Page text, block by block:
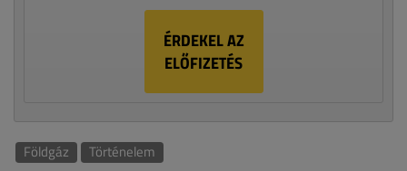
ÉRDEKEL AZ
ELŐFIZETÉS
Földgáz Történelem